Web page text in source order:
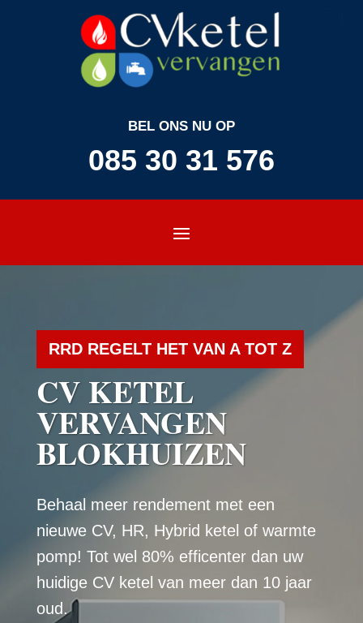
BEL ONS NU OP
085 30 31 576
RRD REGELT HET VAN A TOT Z
CV KETEL
VERVANGEN
BLOKHUIZEN
Behaal meer rendement met een
nieuwe CV, HR, Hybrid ketel of warmte
pomp! Tot wel 80% efficenter dan uw
huidige CV ketel van meer dan 10 jaar
oud.